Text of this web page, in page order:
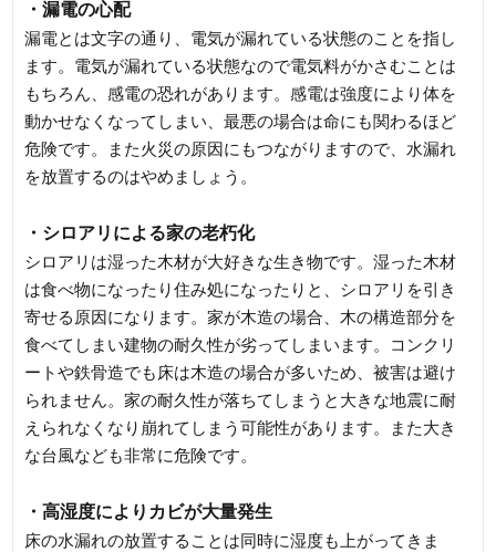
・漏電の心配
漏電とは文字の通り、電気が漏れている状態のことを指し
ます。電気が漏れている状態なので電気料がかさむことは
もちろん、感電の恐れがあります。感電は強度により体を
動かせなくなってしまい、最悪の場合は命にも関わるほど
危険です。また火災の原因にもつながりますので、水漏れ
を放置するのはやめましょう。
・シロアリによる家の老朽化
シロアリは湿った木材が大好きな生き物です。湿った木材
は食べ物になったり住み処になったりと、シロアリを引き
寄せる原因になります。家が木造の場合、木の構造部分を
食べてしまい建物の耐久性が劣ってしまいます。コンクリ
ートや鉄骨造でも床は木造の場合が多いため、被害は避け
られません。家の耐久性が落ちてしまうと大きな地震に耐
えられなくなり崩れてしまう可能性があります。また大き
な台風なども非常に危険です。
・高湿度によりカビが大量発生
床の水漏れの放置することは同時に湿度も上がってきま